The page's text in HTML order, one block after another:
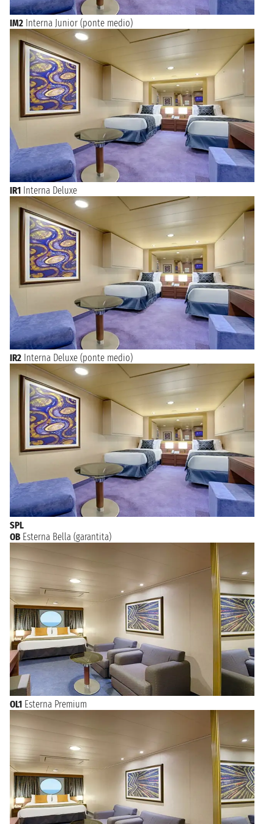
IM2 Interna Junior (ponte medio)
IR1 Interna Deluxe
IR2 Interna Deluxe (ponte medio)
SPL
OB Esterna Bella (garantita)
OL1 Esterna Premium